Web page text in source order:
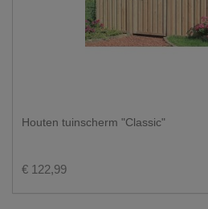
Houten tuinscherm "Classic"
€ 122,99